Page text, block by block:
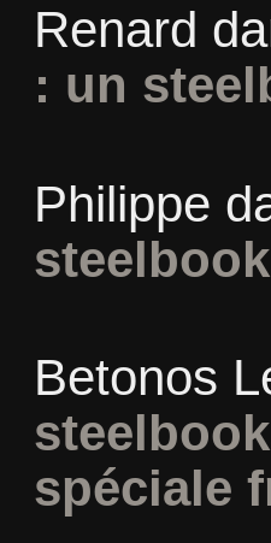
Renard
: un
Philippe
Betonos
spéciale